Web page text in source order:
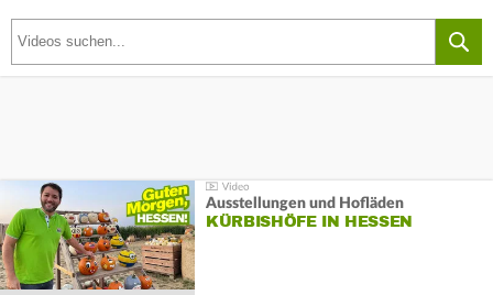
Ausstellungen und Hofläden
KÜRBISHÖFE IN HESSEN